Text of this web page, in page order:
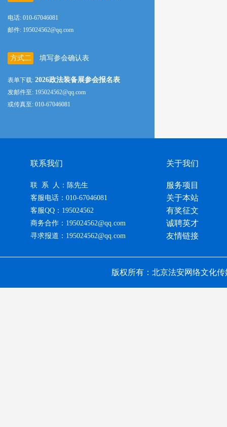
电话: 010-67046081
邮件: 195024562@qq.com
方式二 填写参会确认表
表单下载: 2026政法装备展参会报名表
发邮件至: 195024562@qq.com
或传真至: 010-67046081
联系我们
联 系 人：陈先生
客服电话：010-67046081
客服QQ：195024562
商务合作：195024562@qq.com
寻求报道：195024562@qq.com
关于我们
服务项目
关于本站
有奖征文
诚聘英才
友情链接
版权所有：北京法安网络文化